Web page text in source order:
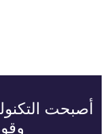
أصبحت